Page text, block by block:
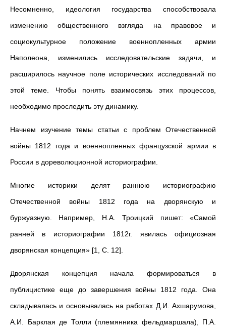
Несомненно, идеология государства способствовала
изменению общественного взгляда на правовое и
социокультурное положение военнопленных армии
Наполеона, изменились исследовательские задачи, и
расширилось научное поле исторических исследований по
этой теме. Чтобы понять взаимосвязь этих процессов,
необходимо проследить эту динамику.
Начнем изучение темы статьи с проблем Отечественной
войны 1812 года и военнопленных французской армии в
России в дореволюционной историографии.
Многие историки делят раннюю историографию
Отечественной войны 1812 года на дворянскую и
буржуазную. Например, Н.А. Троицкий пишет: «Самой
ранней в историографии 1812г. явилась официозная
дворянская концепция» [1, C. 12].
Дворянская концепция начала формироваться в
публицистике еще до завершения войны 1812 года. Она
складывалась и основывалась на работах Д.И. Ахшарумова,
А.И. Барклая де Толли (племянника фельдмаршала), П.А.